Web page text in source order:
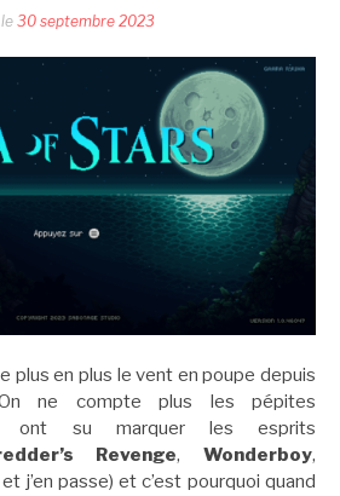
le 30 septembre 2023
plus en plus le vent en poupe depuis
On ne compte plus les pépites
ont su marquer les esprits
Revenge,Wonderboy,
et j’en passe) et c’est pourquoi quand